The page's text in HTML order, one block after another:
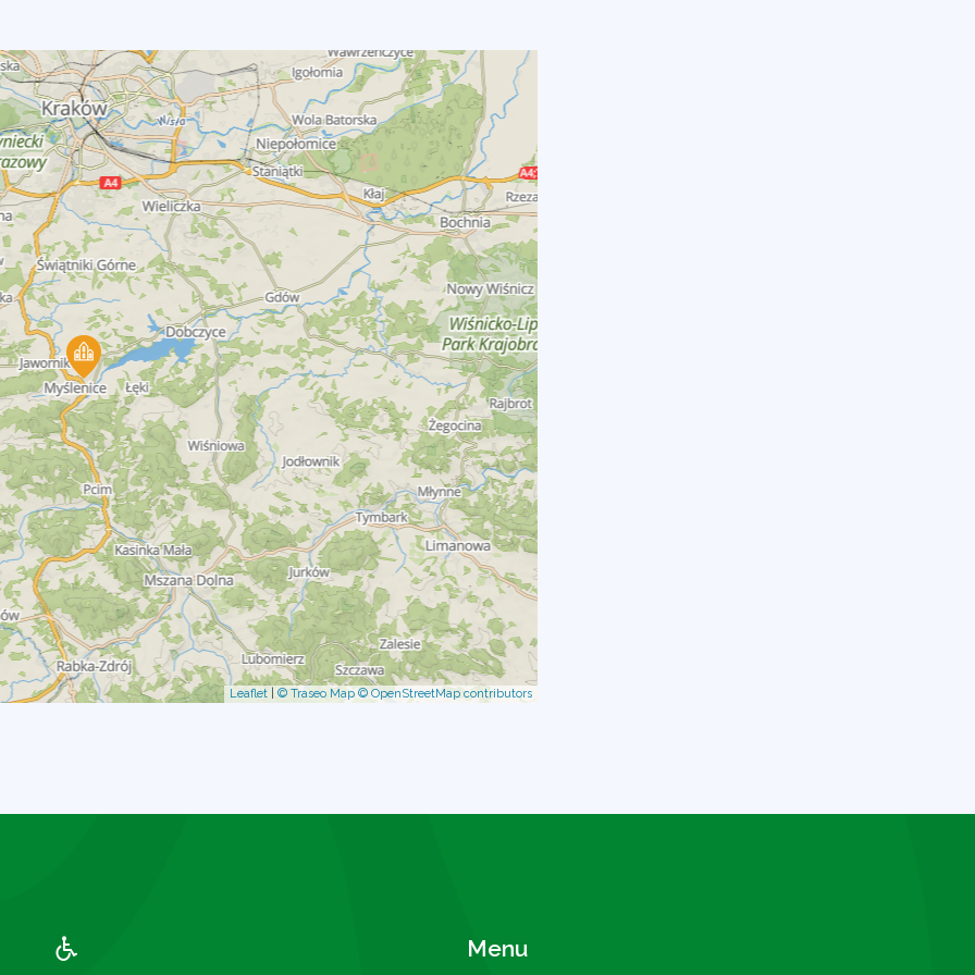
Leaflet © Traseo Map © OpenStreetMap contributors
Menu